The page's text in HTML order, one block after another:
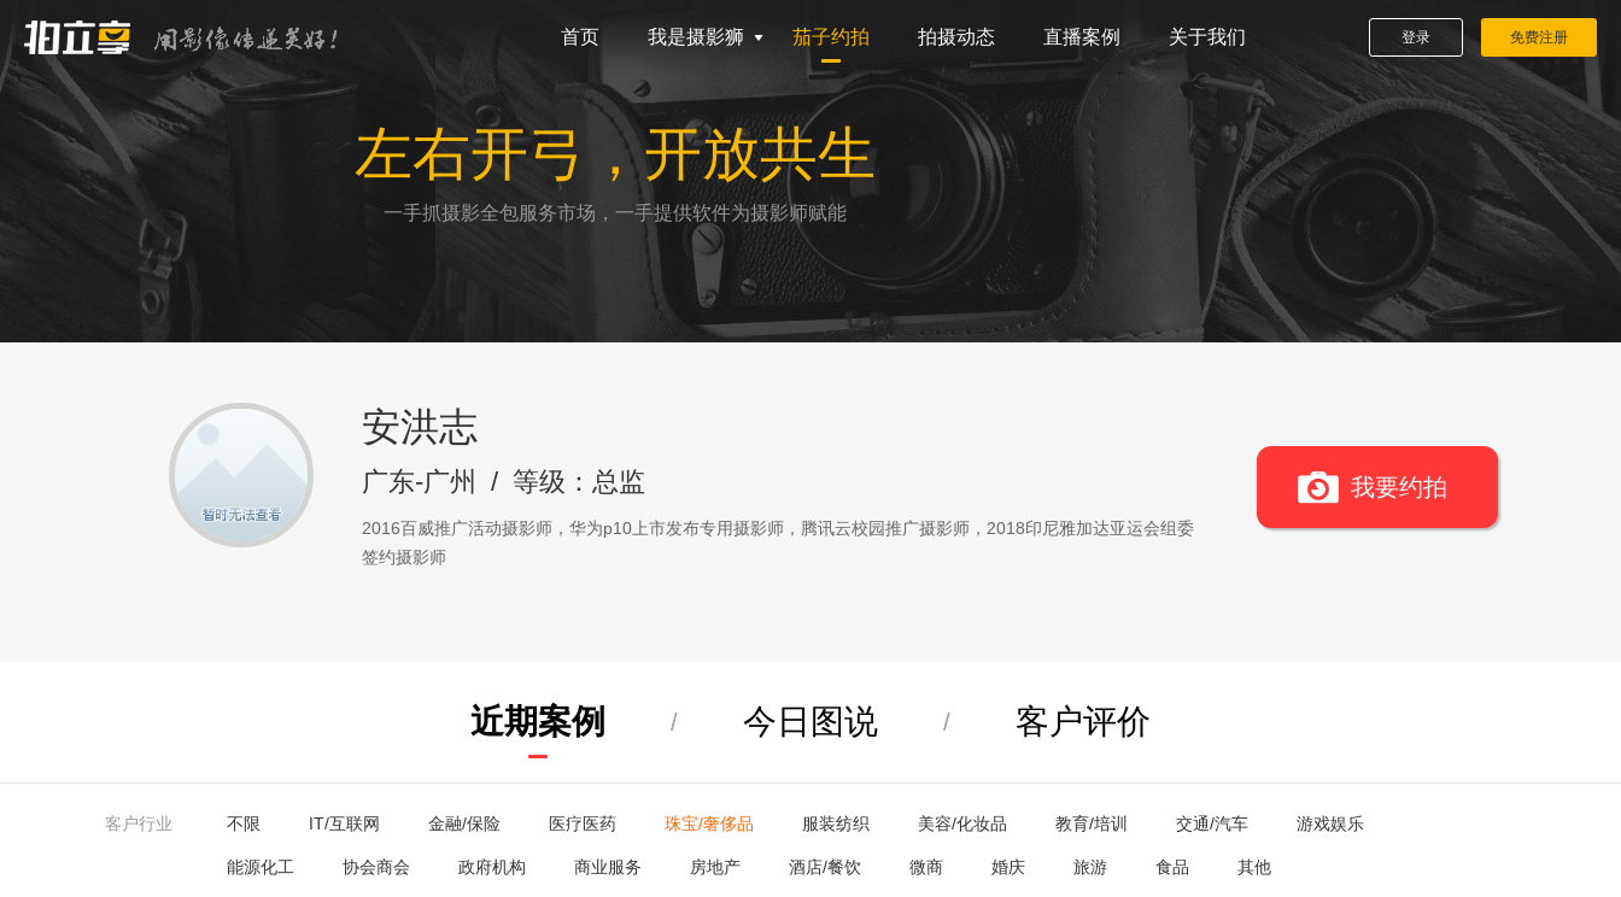
首页 我是摄影狮 茄子约拍 拍摄动态 直播案例 关于我们 登录 免费注册
左右开弓，开放共生
一手抓摄影全包服务市场，一手提供软件为摄影师赋能
安洪志
广东-广州 / 等级：总监
2016百威推广活动摄影师，华为p10上市发布专用摄影师，腾讯云校园推广摄影师，2018印尼雅加达亚运会组委
签约摄影师
我要约拍
近期案例 / 今日图说 / 客户评价
客户行业 不限 IT/互联网 金融/保险 医疗医药 珠宝/奢侈品 服装纺织 美容/化妆品 教育/培训 交通/汽车 游戏娱乐
能源化工 协会商会 政府机构 商业服务 房地产 酒店/餐饮 微商 婚庆 旅游 食品 其他